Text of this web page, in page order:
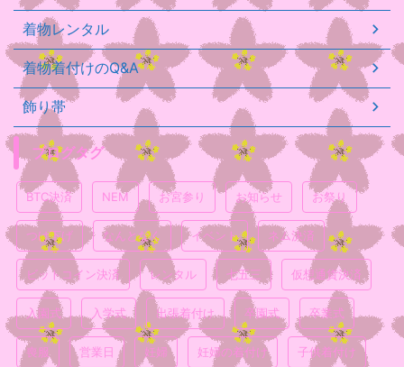
着物レンタル
着物着付けのQ&A
飾り帯
ブログタグ
BTC決済 NEM お宮参り お知らせ お祭り
つけ下げ なんとなく イベント ネム決済
ビットコイン決済 レンタル 七五三 仮想通貨決済
入園式 入学式 出張着付け 卒園式 卒業式
喪服 営業日 妊婦 妊婦の着付け 子供着付け